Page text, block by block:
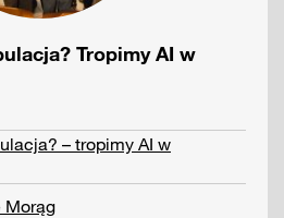
Tropimy AI w
– tropimy AI w
Morąg